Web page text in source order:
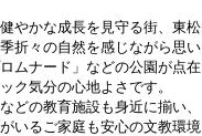
やかな成長を見守る街、東松
折々の自然を感じながら思
ムナード」などの公園が点在
ク気分の心地よさです。
どの教育施設も身近に揃い、
いるご家庭も安心の文教環境